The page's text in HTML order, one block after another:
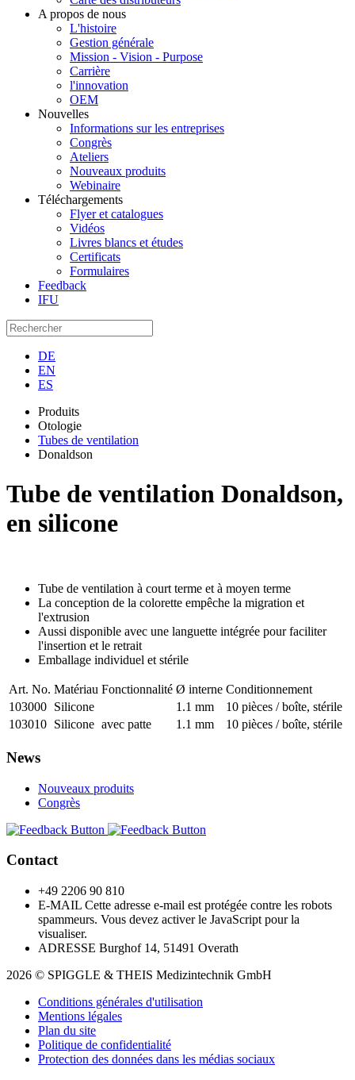
A propos de nous
L'histoire
Gestion générale
Mission - Vision - Purpose
Carrière
l'innovation
OEM
Nouvelles
Informations sur les entreprises
Congrès
Ateliers
Nouveaux produits
Webinaire
Téléchargements
Flyer et catalogues
Vidéos
Livres blancs et études
Certificats
Formulaires
Feedback
IFU
DE
EN
ES
Produits
Otologie
Tubes de ventilation
Donaldson
Tube de ventilation Donaldson,
en silicone
Tube de ventilation à court terme et à moyen terme
La conception de la colorette empêche la migration et
l'extrusion
Aussi disponible avec une languette intégrée pour faciliter
l'insertion et le retrait
Emballage individuel et stérile
Art. No. Matériau Fonctionnalité Ø interne Conditionnement
103000 Silicone 1.1 mm
10 pièces / boîte, stérile
103010 Silicone avec patte 1.1 mm 10 pièces / boîte, stérile
News
Nouveaux produits
Congrès
Contact
+49 2206 90 810
E-MAIL Cette adresse e-mail est protégée contre les robots
spammeurs. Vous devez activer le JavaScript pour la
visualiser.
ADRESSE Burghof 14, 51491 Overath
2026 © SPIGGLE & THEIS Medizintechnik GmbH
Conditions générales d'utilisation
Mentions légales
Plan du site
Politique de confidentialité
Protection des données dans les médias sociaux